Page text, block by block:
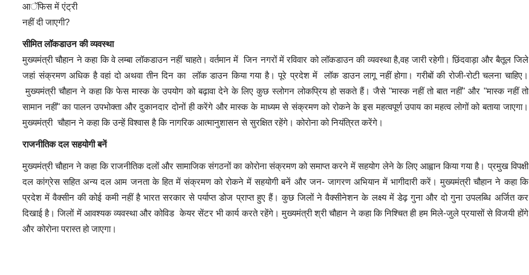
आॅफिस में एंट्री
नहीं दी जाएगी?
सीमित लॉकडाउन की व्यवस्था
मुख्यमंत्री चौहान ने कहा कि वे लम्बा लॉकडाउन नहीं चाहते। वर्तमान में जिन नगरों में रविवार को लॉकडाउन की व्यवस्था है,वह जारी रहेगी। छिंदवाड़ा और बैतूल जिले
जहां संक्रमण अधिक है वहां दो अथवा तीन दिन का लॉक डाउन किया गया है। पूरे प्रदेश में लॉक डाउन लागू नहीं होगा। गरीबों की रोजी-रोटी चलना चाहिए।
मुख्यमंत्री चौहान ने कहा कि फेस मास्क के उपयोग को बढ़ावा देने के लिए कुछ स्लोगन लोकप्रिय हो सकते हैं। जैसे "मास्क नहीं तो बात नहीं" और "मास्क नहीं तो
सामान नहीं" का पालन उपभोक्ता और दुकानदार दोनों ही करेंगे और मास्क के माध्यम से संक्रमण को रोकने के इस महत्वपूर्ण उपाय का महत्व लोगों को बताया जाएगा।
मुख्यमंत्री चौहान ने कहा कि उन्हें विश्वास है कि नागरिक आत्मानुशासन से सुरक्षित रहेंगे। कोरोना को नियंत्रित करेंगे।
राजनीतिक दल सहयोगी बनें
मुख्यमंत्री चौहान ने कहा कि राजनीतिक दलों और सामाजिक संगठनों का कोरोना संक्रमण को समाप्त करने में सहयोग लेने के लिए आह्वान किया गया है। प्रमुख विपक्षी
दल कांग्रेस सहित अन्य दल आम जनता के हित में संक्रमण को रोकने में सहयोगी बनें और जन- जागरण अभियान में भागीदारी करें। मुख्यमंत्री चौहान ने कहा कि
प्रदेश में वैक्सीन की कोई कमी नहीं है भारत सरकार से पर्याप्त डोज प्राप्त हुए हैं। कुछ जिलों ने वैक्सीनेशन के लक्ष्य में डेढ़ गुना और दो गुना उपलब्धि अर्जित कर
दिखाई है। जिलों में आवश्यक व्यवस्था और कोविड केयर सेंटर भी कार्य करते रहेंगे। मुख्यमंत्री श्री चौहान ने कहा कि निश्चित ही हम मिले-जुले प्रयासों से विजयी होंगे
और कोरोना परास्त हो जाएगा।